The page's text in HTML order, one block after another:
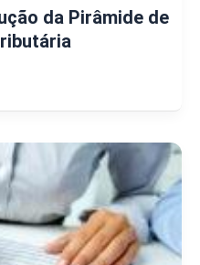
da Pirâmide de